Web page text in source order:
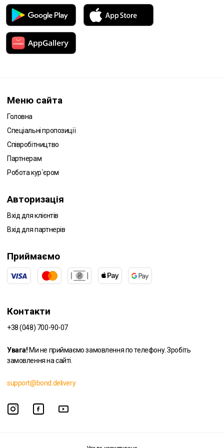
Меню сайта
Головна
Спеціальні пропозиції
Співробітництво
Партнерам
Робота кур`єром
Авторизація
Вхід для клієнтів
Вхід для партнерів
Приймаємо
Контакти
+38 (048) 700-90-07
Увага! Ми не приймаємо замовлення по телефону. Зробіть
замовлення на сайті.
support@bond.delivery